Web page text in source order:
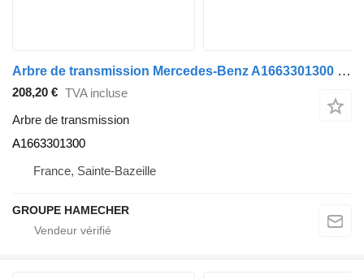
Arbre de transmission Mercedes-Benz A1663301300 pour automobile
208,20 € TVA incluse
Arbre de transmission
A1663301300
France, Sainte-Bazeille
GROUPE HAMECHER